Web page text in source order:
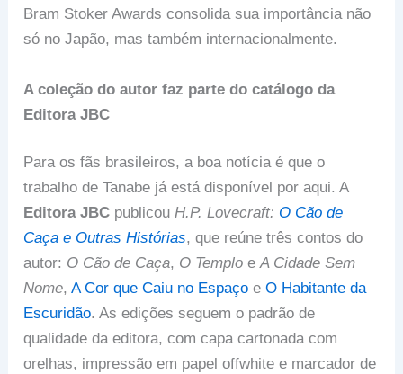
Bram Stoker Awards consolida sua importância não
só no Japão, mas também internacionalmente.
A coleção do autor faz parte do catálogo da
Editora JBC
Para os fãs brasileiros, a boa notícia é que o
trabalho de Tanabe já está disponível por aqui. A
Editora JBC publicouH.P. Lovecraft: O Cão de
Caça e Outras Histórias, que reúne três contos do
autor: O Cão de Caça, O Templo eA Cidade Sem
Nome,A Cor que Caiu no Espaço eO Habitante da
Escuridão. As edições seguem o padrão de
qualidade da editora, com capa cartonada com
orelhas, impressão em papel offwhite e marcador de